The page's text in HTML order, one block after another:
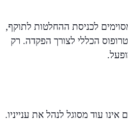
לכניסת ההחלטות לתוקף,
הכללי לצורך הפקדה. רק
עוד מסוגל לנהל את ענייניו.